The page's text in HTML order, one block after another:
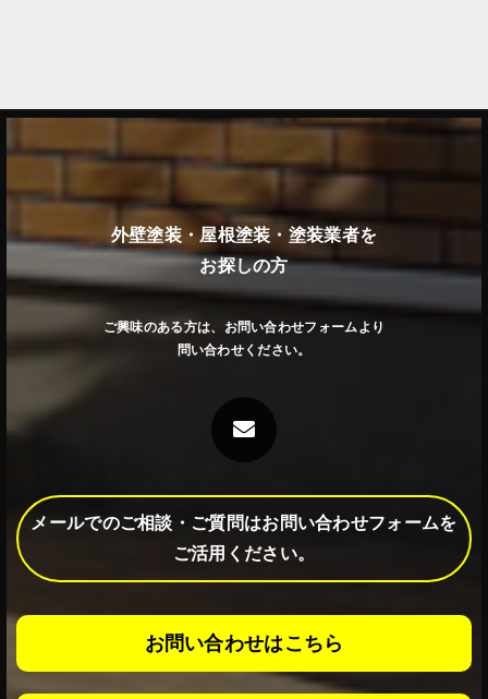
外壁塗装・屋根塗装・塗装業者を
お探しの方
ご興味のある方は、お問い合わせフォームより
問い合わせください。
メールでのご相談・ご質問はお問い合わせフォームを
ご活用ください。
お問い合わせはこちら